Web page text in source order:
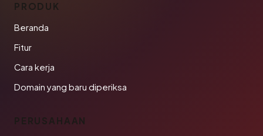
PRODUK
Beranda
Fitur
Cara kerja
Domain yang baru diperiksa
PERUSAHAAN